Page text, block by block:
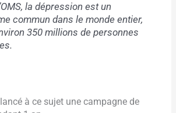
la dépression est un
commun dans le monde entier,
350 millions de personnes
à ce sujet une campagne de